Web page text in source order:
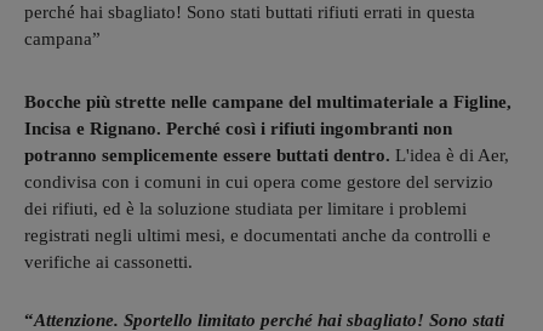
perché hai sbagliato! Sono stati buttati rifiuti errati in questa
campana”
Bocche più strette nelle campane del multimateriale a Figline,
Incisa e Rignano. Perché così i rifiuti ingombranti non
potranno semplicemente essere buttati dentro. L'idea è di Aer,
condivisa con i comuni in cui opera come gestore del servizio
dei rifiuti, ed è la soluzione studiata per limitare i problemi
registrati negli ultimi mesi, e documentati anche da controlli e
verifiche ai cassonetti.
“Attenzione. Sportello limitato perché hai sbagliato! Sono stati